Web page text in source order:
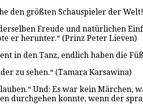
den größten Schauspieler der
Freude und natürlichen
er herunter.“ (Prinz Peter Lieven)
in den Tanz, endlich haben die
zu sehen.“ (Tamara Karsawina)
Und: Es war kein
durchgehen konnte, wenn der